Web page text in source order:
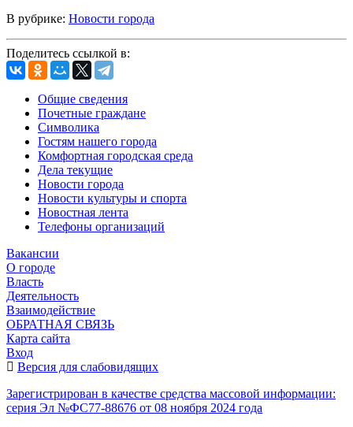
В рубрике: Новости города
Поделитесь ссылкой в:
Общие сведения
Почетные граждане
Символика
Гостям нашего города
Комфортная городская среда
Дела текущие
Новости города
Новости культуры и спорта
Новостная лента
Телефоны организаций
Вакансии
О городе
Власть
Деятельность
Взаимодействие
ОБРАТНАЯ СВЯЗЬ
Карта сайта
Вход
Версия для слабовидящих
Зарегистрирован в качестве средства массовой информации:
серия Эл №ФС77-88676 от 08 ноября 2024 года